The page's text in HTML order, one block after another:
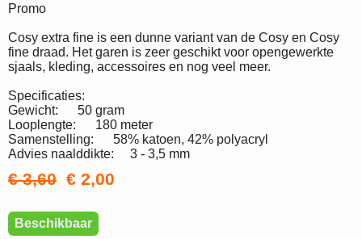
Promo
Cosy extra fine is een dunne variant van de Cosy en Cosy
fine draad. Het garen is zeer geschikt voor opengewerkte
sjaals, kleding, accessoires en nog veel meer.
Specificaties:
Gewicht: 50 gram
Looplengte: 180 meter
Samenstelling: 58% katoen, 42% polyacryl
Advies naalddikte: 3 - 3,5 mm
€ 3,60 € 2,00
Beschikbaar